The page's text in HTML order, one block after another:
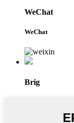
WeChat
WeChat
Brig